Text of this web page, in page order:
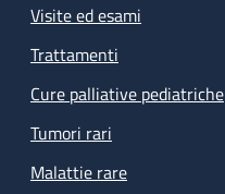
Visite ed esami
Trattamenti
Cure palliative pediatriche
Tumori rari
Malattie rare